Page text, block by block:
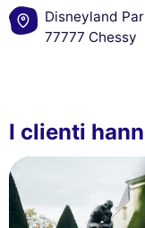
Disneyland
77777 Chessy
I clienti